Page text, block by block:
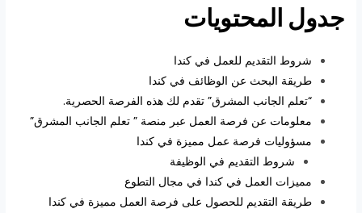
جدول المحتويات
شروط التقديم للعمل في كندا
طريقة البحث عن الوظائف في كندا
“تعلم الجانب المشرق” تقدم لك هذه الفرصة الحصرية.
معلومات عن فرصة العمل عبر منصة ” تعلم الجانب المشرق”
مسؤوليات فرصة عمل مميزة في كندا
شروط التقديم في الوظيفة
مميزات العمل في كندا في مجال التطوع
طريقة التقديم للحصول على فرصة العمل مميزة في كندا